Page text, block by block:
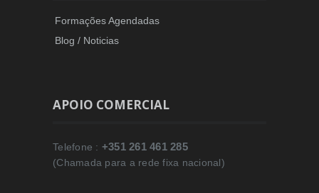
Formações Agendadas
Blog / Noticias
APOIO COMERCIAL
Telefone : +351 261 461 285
(Chamada para a rede fixa nacional)